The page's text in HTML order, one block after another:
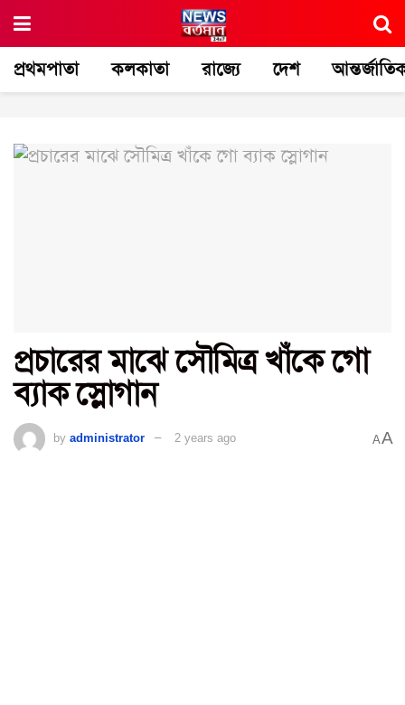
প্রথমপাতা কলকাতা রাজ্যে দেশ
প্রচারের মাঝে সৌমিত্র খাঁকে গো
ব্যাক স্লোগান
by administrator 2 years ago AA